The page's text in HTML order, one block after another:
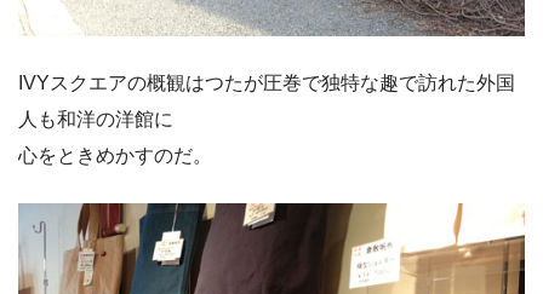
IVYスクエアの概観はつたが圧巻で独特な趣で訪れた外国
人も和洋の洋館に
心をときめかすのだ。